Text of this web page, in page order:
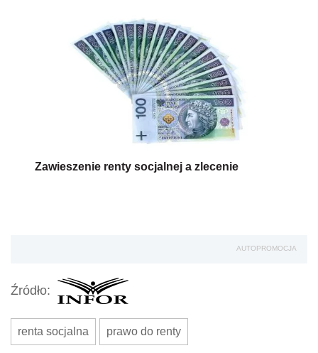
Zawieszenie renty socjalnej a zlecenie
AUTOPROMOCJA
Źródło:
renta socjalna prawo do renty